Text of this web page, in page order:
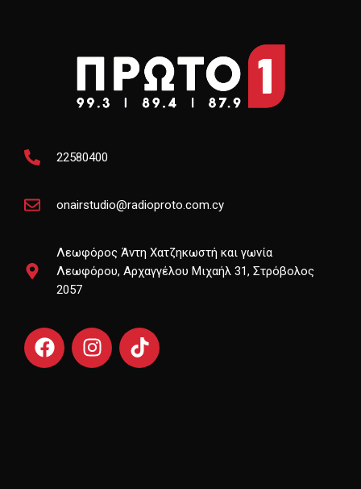
22580400
onairstudio@radioproto.com.cy
Λεωφόρος Άντη Χατζηκωστή και γωνία
Λεωφόρου, Αρχαγγέλου Μιχαήλ 31, Στρόβολος
2057